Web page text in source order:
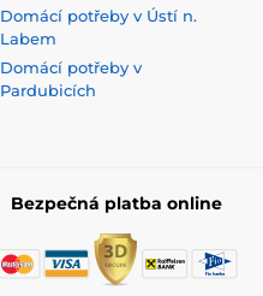
Domácí potřeby v Ústí n.
Labem
Domácí potřeby v
Pardubicích
Bezpečná platba online